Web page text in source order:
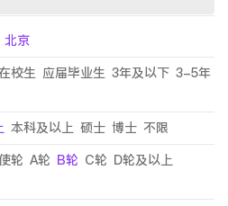
北京
校生 应届毕业生 3年及以下 3-5年
本科及以上 硕士 博士 不限
轮 A轮 B轮 C轮 D轮及以上